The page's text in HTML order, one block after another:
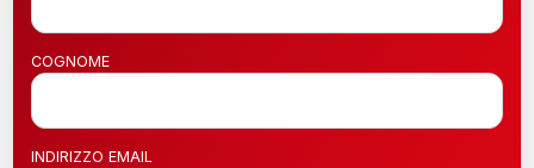
COGNOME
INDIRIZZO EMAIL